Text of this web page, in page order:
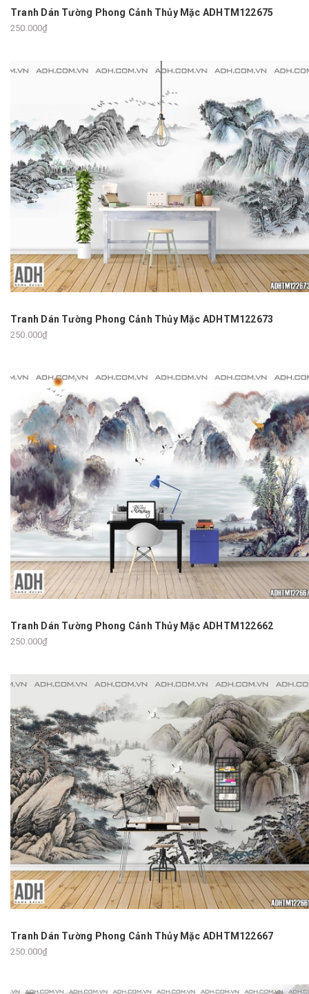
Tranh Dán Tường Phong Cảnh Thủy Mặc ADHTM122675
250.000₫
Tranh Dán Tường Phong Cảnh Thủy Mặc ADHTM122673
250.000₫
Tranh Dán Tường Phong Cảnh Thủy Mặc ADHTM122662
250.000₫
Tranh Dán Tường Phong Cảnh Thủy Mặc ADHTM122667
250.000₫